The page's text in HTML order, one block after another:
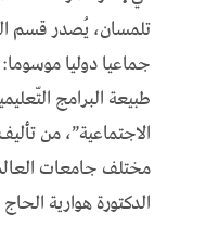
تلمسان، يُصدر قسم
جماعيا دوليا
طبيعة البرامج
الاجتماعية”، من
مختلف جامعات
الدكتورة هوارية